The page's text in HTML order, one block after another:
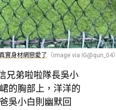
實身材網戀愛了 （image via IG@qun_04）
兄弟啦啦隊長吳小
的胸部上，洋洋的
吳小白則幽默回